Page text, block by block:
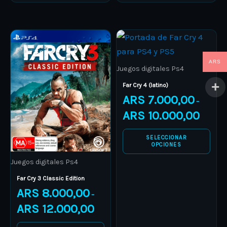
Juegos digitales Ps4
Far Cry 3 Classic Edition
ARS 8.000,00 –
ARS 12.000,00
Price
range:
ARS 8.000,00
through
ARS 12.000,00
This
product
has
multiple
variants.
The
options
may
be
chosen
on
the
product
page
Juegos digitales Ps4
Far Cry 4 (latino)
ARS 7.000,00 –
ARS 10.000,00
range:
ARS
SELECCIONAR
OPCIONES
This
product
has
The
options
may
be
ARS